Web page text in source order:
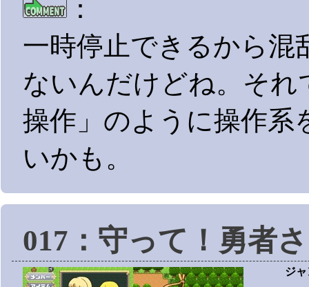
：
一時停止できるから混
ないんだけどね。そ
操作」のように操作系
いかも。
017：守って！勇者
ジ